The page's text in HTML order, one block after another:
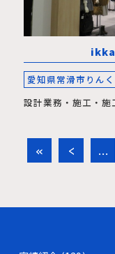
愛知県常滑市りん
設計業務・施工・施
« < ...